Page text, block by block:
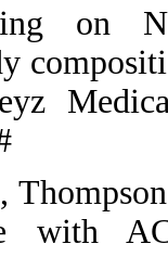
pressure
heart
23(3): 269-
21.
and